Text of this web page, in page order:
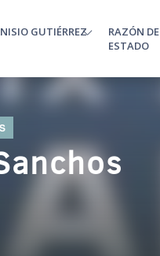
GUTIÉRREZ
RAZÓN DE
ESTADO